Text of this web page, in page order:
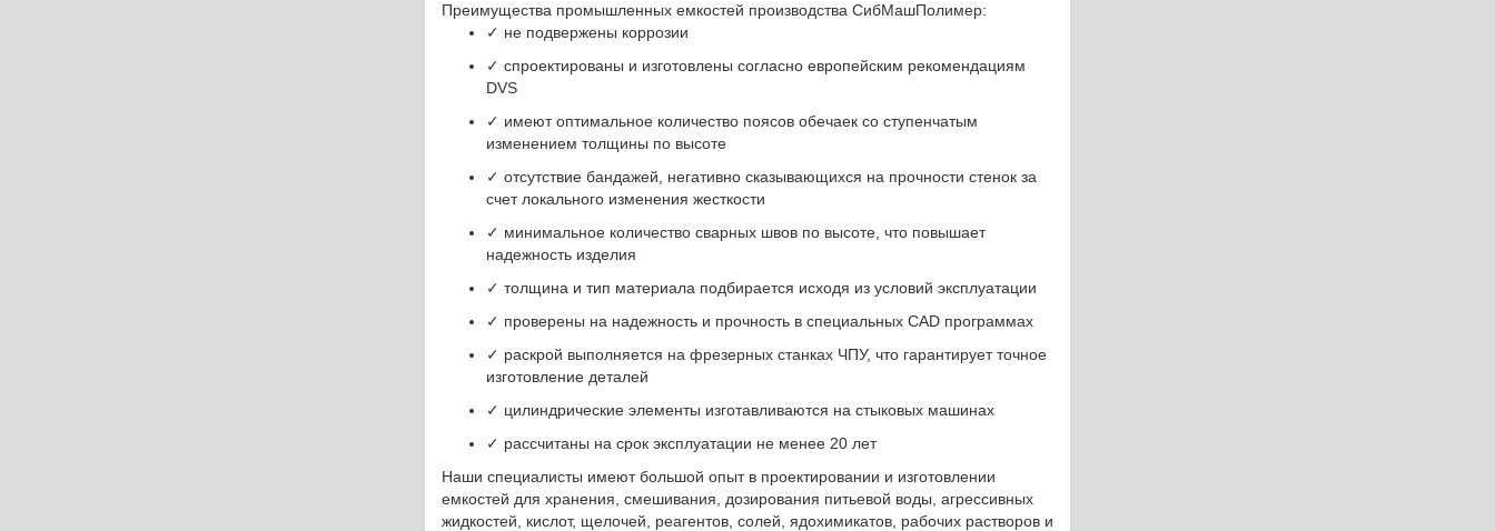
Преимущества промышленных емкостей производства СибМашПолимер:
✓ не подвержены коррозии
✓ спроектированы и изготовлены согласно европейским рекомендациям
DVS
✓ имеют оптимальное количество поясов обечаек со ступенчатым
изменением толщины по высоте
✓ отсутствие бандажей, негативно сказывающихся на прочности стенок за
счет локального изменения жесткости
✓ минимальное количество сварных швов по высоте, что повышает
надежность изделия
✓ толщина и тип материала подбирается исходя из условий эксплуатации
✓ проверены на надежность и прочность в специальных CAD программах
✓ раскрой выполняется на фрезерных станках ЧПУ, что гарантирует точное
изготовление деталей
✓ цилиндрические элементы изготавливаются на стыковых машинах
✓ рассчитаны на срок эксплуатации не менее 20 лет
Наши специалисты имеют большой опыт в проектировании и изготовлении
емкостей для хранения, смешивания, дозирования питьевой воды, агрессивных
жидкостей, кислот, щелочей, реагентов, солей, ядохимикатов, рабочих растворов и